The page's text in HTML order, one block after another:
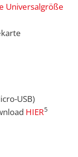
Universalgröße
USB)
HIER5